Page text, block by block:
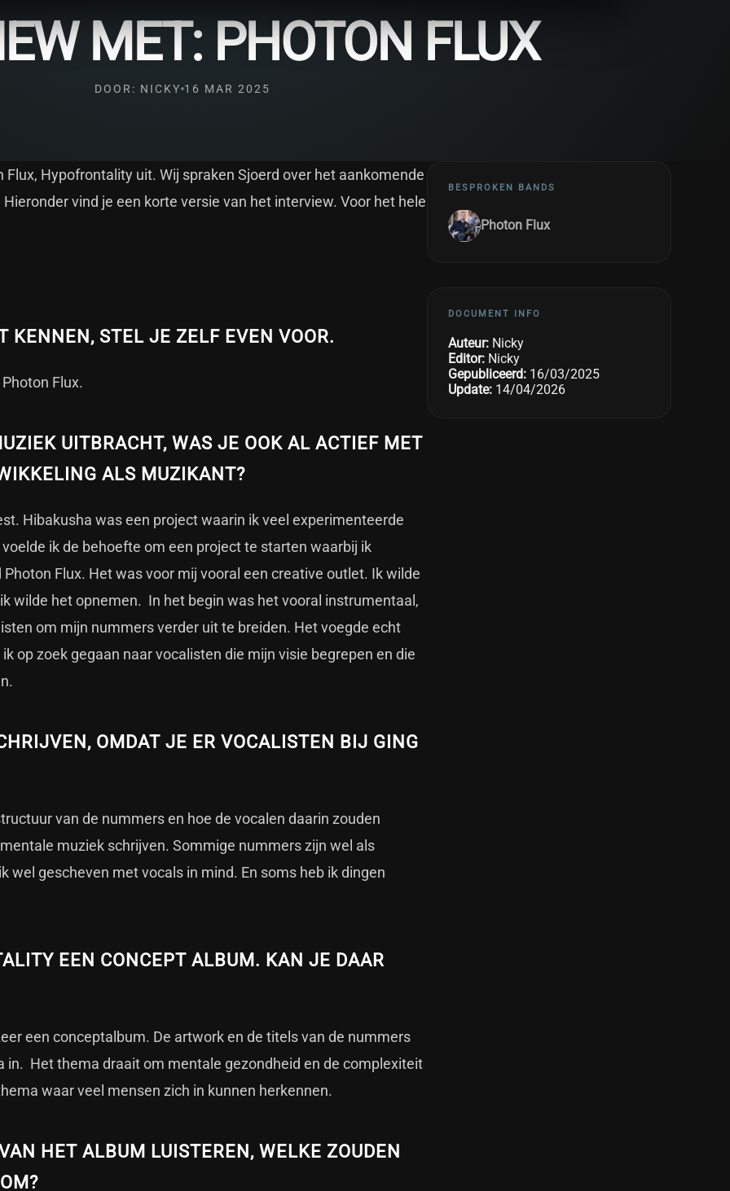
MET: PHOTON FLUX
DOOR: NICKY 16 MAR 2025
Hypofrontality uit. Wij spraken Sjoerd over het aankomende
vind je een korte versie van het interview. Voor het hele
KENNEN, STEL JE ZELF EVEN VOOR.
Flux.
UITBRACHT, WAS JE OOK AL ACTIEF MET
ALS MUZIKANT?
Hibakusha was een project waarin ik veel experimenteerde
ik de behoefte om een project te starten waarbij ik
Flux. Het was voor mij vooral een creative outlet. Ik wilde
wilde het opnemen. In het begin was het vooral instrumentaal,
om mijn nummers verder uit te breiden. Het voegde echt
op zoek gegaan naar vocalisten die mijn visie begrepen en die
OMDAT JE ER VOCALISTEN BIJ GING
van de nummers en hoe de vocalen daarin zouden
muziek schrijven. Sommige nummers zijn wel als
wel gescheven met vocals in mind. En soms heb ik dingen
EEN CONCEPT ALBUM. KAN JE DAAR
een conceptalbum. De artwork en de titels van de nummers
in. Het thema draait om mentale gezondheid en de complexiteit
waar veel mensen zich in kunnen herkennen.
HET ALBUM LUISTEREN, WELKE ZOUDEN
BESPROKEN BANDS
Photon Flux
DOCUMENT INFO
Auteur: Nicky
Editor: Nicky
Gepubliceerd: 16/03/2025
Update: 14/04/2026